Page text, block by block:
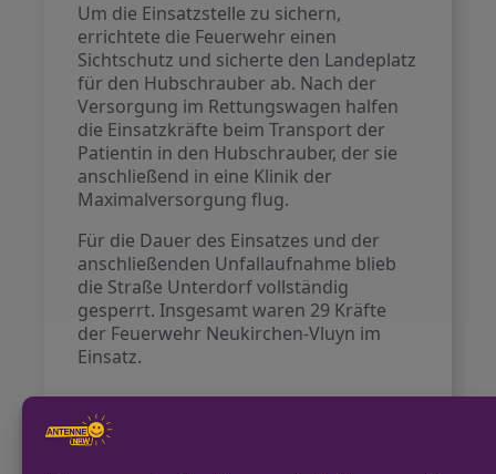
Um die Einsatzstelle zu sichern,
errichtete die Feuerwehr einen
Sichtschutz und sicherte den Landeplatz
für den Hubschrauber ab. Nach der
Versorgung im Rettungswagen halfen
die Einsatzkräfte beim Transport der
Patientin in den Hubschrauber, der sie
anschließend in eine Klinik der
Maximalversorgung flug.
Für die Dauer des Einsatzes und der
anschließenden Unfallaufnahme blieb
die Straße Unterdorf vollständig
gesperrt. Insgesamt waren 29 Kräfte
der Feuerwehr Neukirchen-Vluyn im
Einsatz.
VORHERIGER BEITRAG